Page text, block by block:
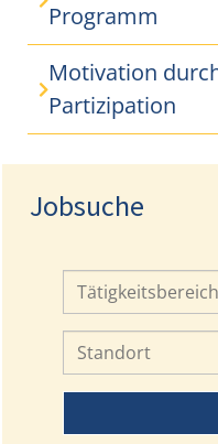
Programm
Motivation
Partizipation
Jobsuche